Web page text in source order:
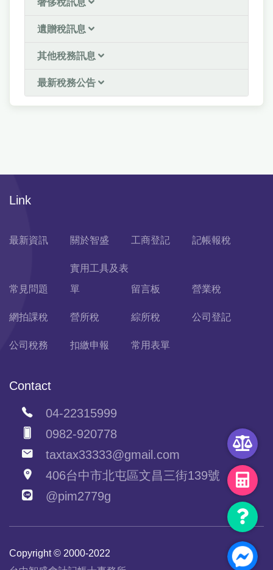
奢侈稅訊息
遺贈稅訊息
其他稅務訊息
最新稅務公告
Link
最新資訊 關於智盛 工商登記 記帳報稅
常見問題
實用工具及表
單
留言板 營業稅
網拍課稅 營所稅 綜所稅 公司登記
公司稅務 扣繳申報 常用表單
Contact
04-22315999
0982-920778
taxtax33333@gmail.com
406台中市北屯區文昌三街139號
@pim2779g
Copyright © 2000-2022